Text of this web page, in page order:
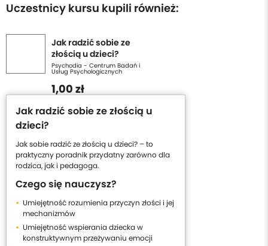
Uczestnicy kursu kupili również:
Jak radzić sobie ze
złością u dzieci?
Psychodia - Centrum Badań i
Usług Psychologicznych
1,00 zł
Jak radzić sobie ze złością u
dzieci?
Jak sobie radzić ze złością u dzieci? – to
praktyczny poradnik przydatny zarówno dla
rodzica, jak i pedagoga.
Czego się nauczysz?
Umiejętność rozumienia przyczyn złości i jej
mechanizmów
Umiejętność wspierania dziecka w
konstruktywnym przeżywaniu emocji